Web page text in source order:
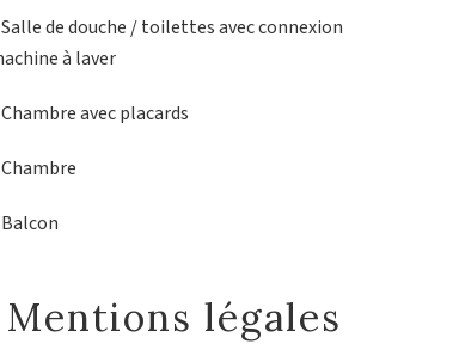
Salle de douche / toilettesavec connexion
à laver
avec placards
Mentions légales